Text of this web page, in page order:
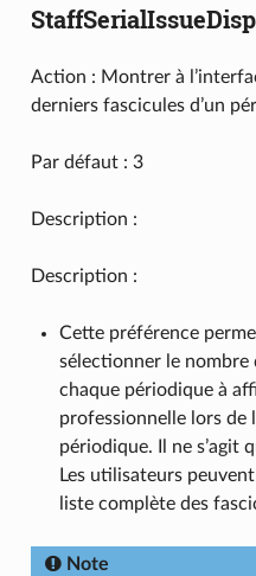
Action : Montrer à
derniers fascicules d’un
Par défaut : 3
Description :
Description :
Cette préférence
sélectionner le nombre
chaque périodique à
professionnelle lors de
périodique. Il ne s’agit
Les utilisateurs
liste complète des
Note